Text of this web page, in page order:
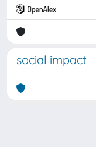
social impact